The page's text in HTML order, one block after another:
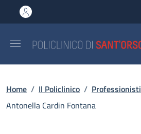
al contenuto principale
to footer content
Briciole di pane
Home / Il Policlinico / Professionisti
Antonella Cardin Fontana